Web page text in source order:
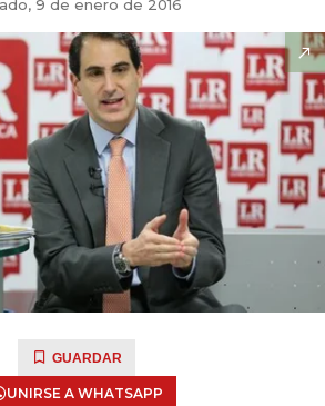
9 de enero de 2016
GUARDAR
UNIRSE A WHATSAPP